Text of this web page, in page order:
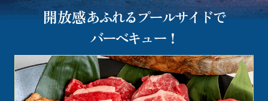
開放感あふれるプールサイドで
バーベキュー！